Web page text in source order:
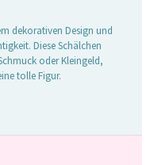
dekorativen Design und
Diese Schälchen
oder Kleingeld,
tolle Figur.